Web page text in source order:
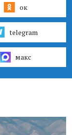
ок
telegram
макс